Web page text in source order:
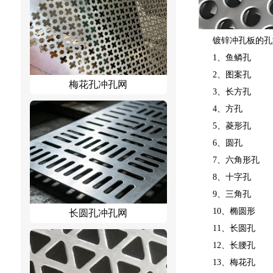
梅花孔冲孔网
长圆孔冲孔网
镀锌冲孔板的
1、鱼鳞孔
2、图案孔
3、长方孔
4、方孔
5、菱形孔
6、圆孔
7、六角形孔
8、十字孔
9、三角孔
10、椭圆形
11、长圆孔
12、长腰孔
13、梅花孔